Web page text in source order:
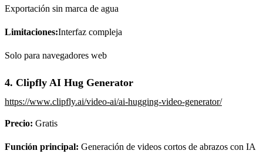
Exportación sin marca de agua
Limitaciones:Interfaz compleja
Solo para navegadores web
4. Clipfly AI Hug Generator
https://www.clipfly.ai/video-ai/ai-hugging-video-generator/
Precio: Gratis
Función principal: Generación de videos cortos de abrazos con IA